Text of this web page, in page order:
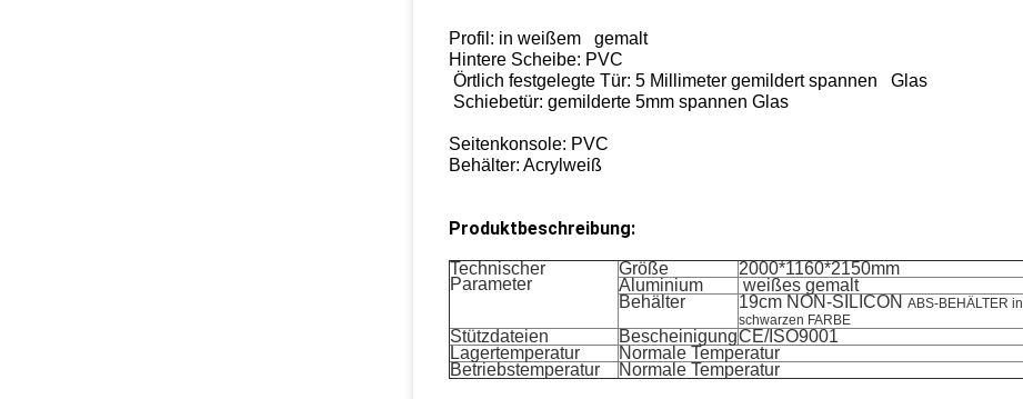
Profil: in weißem gemalt
Hintere Scheibe: PVC
Örtlich festgelegte Tür: 5 Millimeter gemildert spannen Glas
Schiebetür: gemilderte 5mm spannen Glas
Seitenkonsole: PVC
Behälter: Acrylweiß
Produktbeschreibung:
Technischer
Parameter
Größe
2000*1160*2150mm
Aluminium
weißes gemalt
Behälter
19cm NON-SILICON ABS-BEHÄLTER in
schwarzen FARBE
Stützdateien BescheinigungCE/ISO9001
Lagertemperatur
Normale Temperatur
Betriebstemperatur
Normale Temperatur